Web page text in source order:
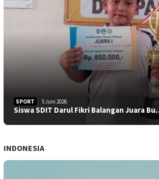
SPORT 5 Juni 2026
Siswa SDIT Darul Fikri Balangan Juara
INDONESIA